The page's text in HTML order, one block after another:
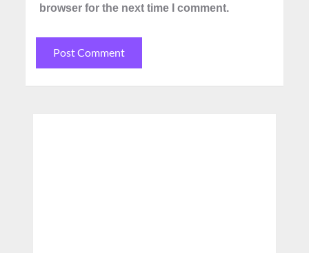
browser for the next time I comment.